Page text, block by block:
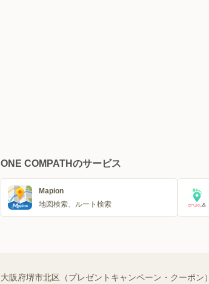
ONE COMPATHのサービス
Mapion
地図検索、ルート検索
大阪府堺市北区（プレゼントキャンペーン・クーポ